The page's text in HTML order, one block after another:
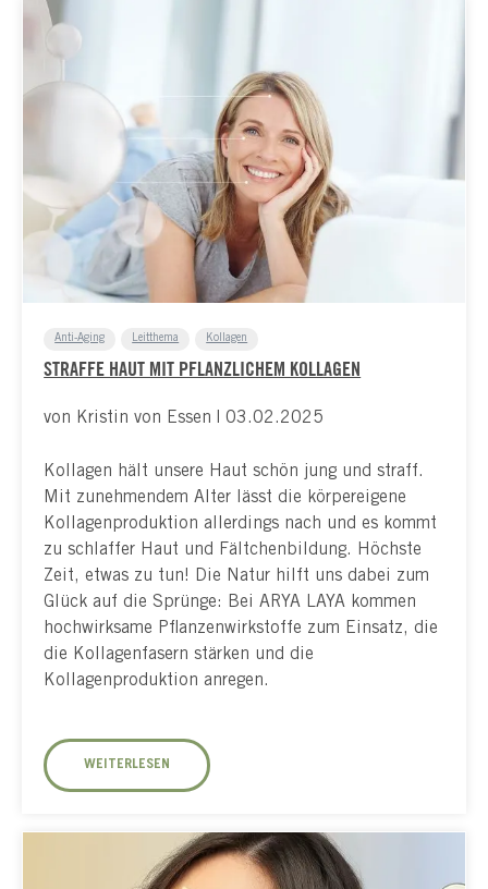
Anti-Aging Leitthema Kollagen
STRAFFE HAUT MIT PFLANZLICHEM KOLLAGEN
von Kristin von Essen | 03.02.2025
Kollagen hält unsere Haut schön jung und straff.
Mit zunehmendem Alter lässt die körpereigene
Kollagenproduktion allerdings nach und es kommt
zu schlaffer Haut und Fältchenbildung. Höchste
Zeit, etwas zu tun! Die Natur hilft uns dabei zum
Glück auf die Sprünge: Bei ARYA LAYA kommen
hochwirksame Pflanzenwirkstoffe zum Einsatz, die
die Kollagenfasern stärken und die
Kollagenproduktion anregen.
WEITERLESEN